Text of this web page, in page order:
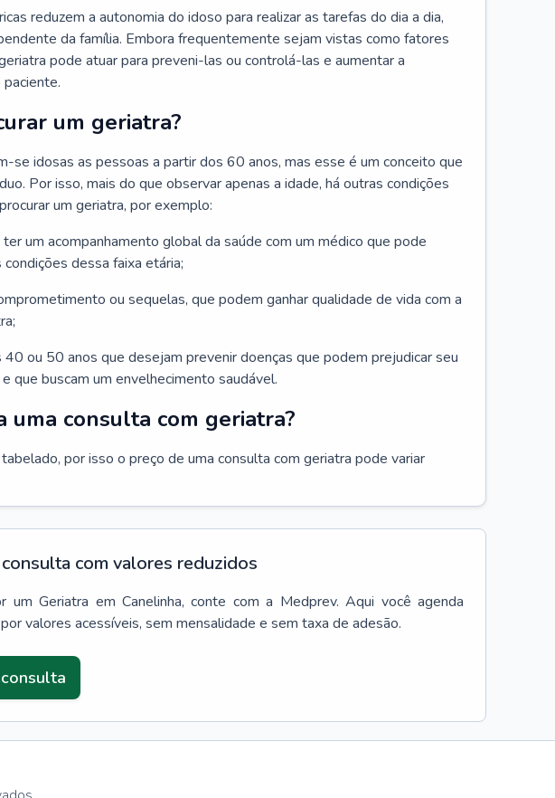
reduzem a autonomia do idoso para realizar as tarefas do dia a dia,
da família. Embora frequentemente sejam vistas como fatores
pode atuar para preveni-las ou controlá-las e aumentar a
um geriatra?
se idosas as pessoas a partir dos 60 anos, mas esse é um conceito que
Por isso, mais do que observar apenas a idade, há outras condições
um geriatra, por exemplo:
um acompanhamento global da saúde com um médico que pode
condições dessa faixa etária;
ou sequelas, que podem ganhar qualidade de vida com a
ou 50 anos que desejam prevenir doenças que podem prejudicar seu
que buscam um envelhecimento saudável.
uma consulta com geriatra?
por isso o preço de uma consulta com geriatra pode variar
com valores reduzidos
um Geriatra em Canelinha, conte com a Medprev. Aqui você agenda
valores acessíveis, sem mensalidade e sem taxa de adesão.